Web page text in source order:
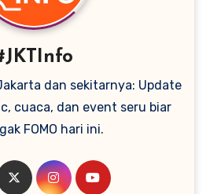
dan sekitarnya: Update
cuaca, dan event seru biar
FOMO hari ini.